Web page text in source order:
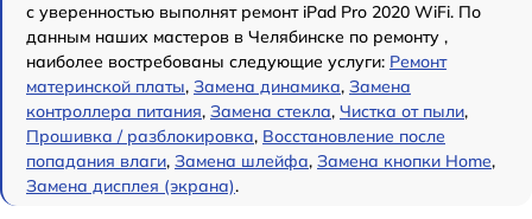
с уверенностью выполнят ремонт iPad Pro 2020 WiFi. По
данным наших мастеров в Челябинске по ремонту ,
наиболее востребованы следующие услуги: Ремонт
материнской платы, Замена динамика, Замена
контроллера питания, Замена стекла, Чистка от пыли,
Прошивка / разблокировка, Восстановление после
попадания влаги, Замена шлейфа, Замена кнопки Home,
Замена дисплея (экрана).